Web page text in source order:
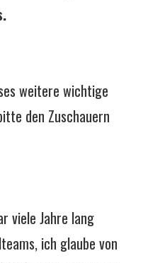
weitere wichtige
den Zuschauern
viele Jahre lang
ich glaube von